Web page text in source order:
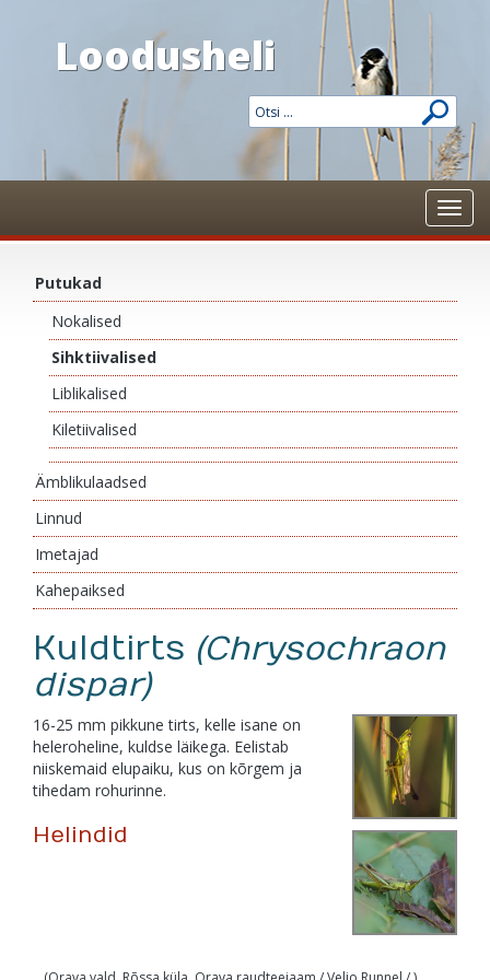
Loodusheli
Putukad
Nokalised
Sihktiivalised
Liblikalised
Kiletiivalised
Ämblikulaadsed
Linnud
Imetajad
Kahepaiksed
Kuldtirts (Chrysochraon
dispar)
16-25 mm pikkune tirts, kelle isane on
heleroheline, kuldse läikega. Eelistab
niiskemaid elupaiku, kus on kõrgem ja
tihedam rohurinne.
Helindid